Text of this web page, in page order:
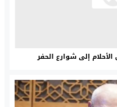
إلى شوارع الحفر